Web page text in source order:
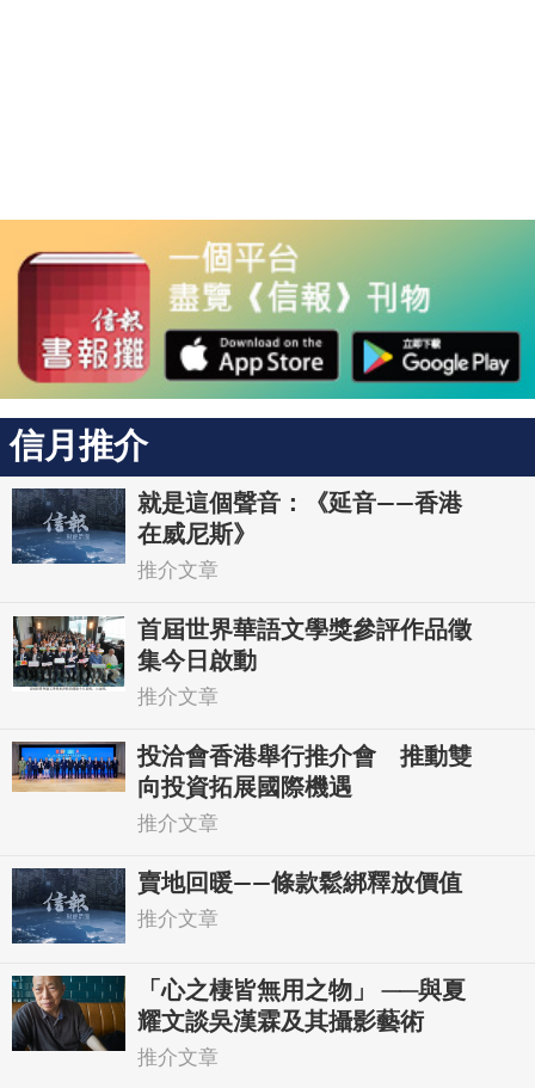
信月推介
就是這個聲音：《延音——香港
在威尼斯》
推介文章
首屆世界華語文學獎參評作品徵
集今日啟動
推介文章
投洽會香港舉行推介會 推動雙
向投資拓展國際機遇
推介文章
賣地回暖——條款鬆綁釋放價值
推介文章
「心之棲皆無用之物」 ──與夏
耀文談吳漢霖及其攝影藝術
推介文章